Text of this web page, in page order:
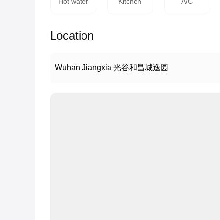
Location
Wuhan Jiangxia 光谷和昌城逸园